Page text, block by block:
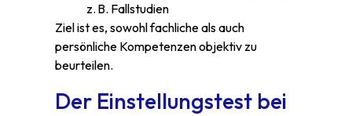
z. B. Fallstudien
Ziel ist es, sowohl fachliche als auch
persönliche Kompetenzen objektiv zu
beurteilen.
Der Einstellungstest bei